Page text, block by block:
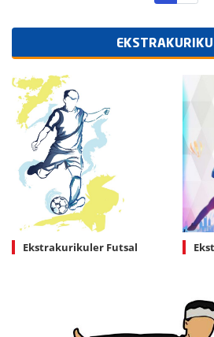
Ekstrakurikuler Futsal